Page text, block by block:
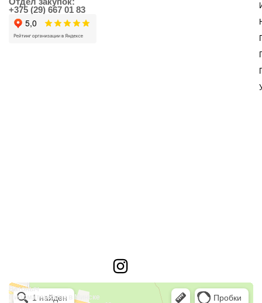
+375 (29) 667 01 83
Instagram
Вагоныч
Пиломатериалы в Минске